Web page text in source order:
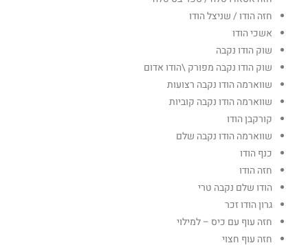
חזה הודו / שניצל הודו
אשכי הודו
שוק הודו נקבה
שוק הודו נקבה מפורק \הודו אדום
שווארמה הודו נקבה רצועות
שווארמה הודו נקבה קוביות
קורקבן הודו
שווארמה הודו נקבה שלם
כנף הודו
חזה הודו
הודו שלם נקבה טרי
גרון הודו זכר
חזה עוף עם כיס – למילוי
חזה עוף חצוי